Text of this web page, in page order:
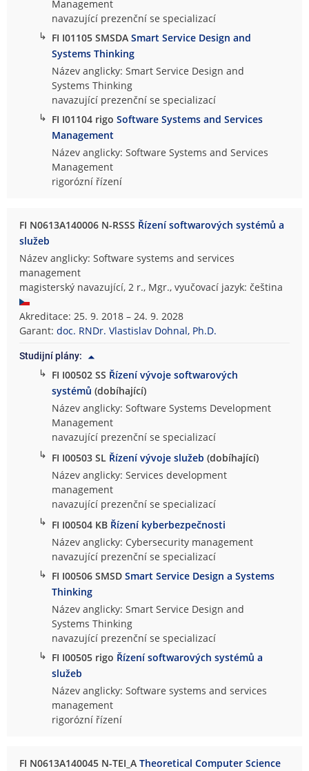
Management
navazující prezenční se specializací
↳ FI I01105 SMSDASmart Service Design and
Systems Thinking
Název anglicky: Smart Service Design and
Systems Thinking
navazující prezenční se specializací
↳ FI I01104 rigoSoftware Systems and Services
Management
Název anglicky: Software Systems and Services
Management
rigorózní řízení
FI N0613A140006 N-RSSS Řízení softwarových systémů a
služeb
Název anglicky: Software systems and services
management
magisterský navazující, 2 r., Mgr., vyučovací jazyk: čeština
Akreditace: 25. 9. 2018 – 24. 9. 2028
Garant:doc. RNDr. Vlastislav Dohnal, Ph.D.
Studijní plány:
↳ FI I00502 SS Řízení vývoje softwarových
systémů (dobíhající)
Název anglicky: Software Systems Development
Management
navazující prezenční se specializací
↳ FI I00503 SL Řízení vývoje služeb (dobíhající)
Název anglicky: Services development
management
navazující prezenční se specializací
↳ FI I00504 KB Řízení kyberbezpečnosti
Název anglicky: Cybersecurity management
navazující prezenční se specializací
↳ FI I00506 SMSDSmart Service Design a Systems
Thinking
Název anglicky: Smart Service Design and
Systems Thinking
navazující prezenční se specializací
↳ FI I00505 rigo Řízení softwarových systémů a
služeb
Název anglicky: Software systems and services
management
rigorózní řízení
FI N0613A140045 N-TEI_ATheoretical Computer Science